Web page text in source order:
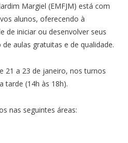
Margiel (EMFJM) está com
alunos, oferecendo à
de iniciar ou desenvolver seus
aulas gratuitas e de qualidade.
21 a 23 de janeiro, nos turnos
tarde (14h às 18h).
nas seguintes áreas: